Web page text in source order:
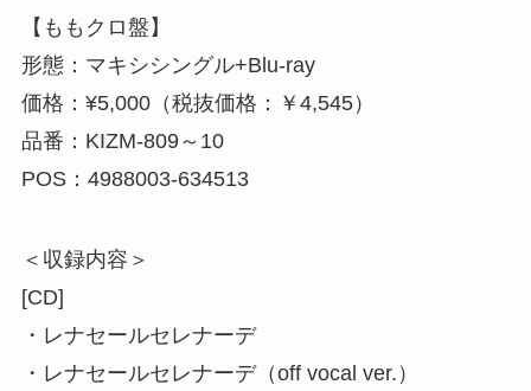
【ももクロ盤】
形態：マキシシングル+Blu-ray
価格：¥5,000（税抜価格：￥4,545）
品番：KIZM-809～10
POS：4988003-634513
＜収録内容＞
[CD]
・レナセールセレナーデ
・レナセールセレナーデ（off vocal ver.）